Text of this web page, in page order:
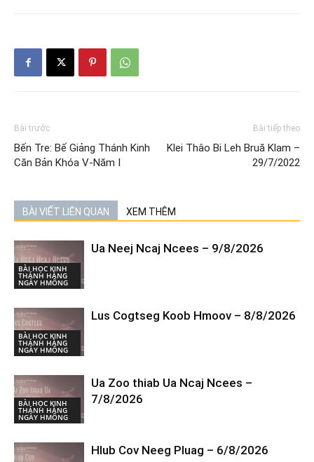
Bài trước
Bến Tre: Bế Giảng Thánh Kinh
Căn Bản Khóa V-Năm I
Bài tiếp theo
Klei Thâo Bi Leh Bruă Klam –
29/7/2022
BÀI VIẾT LIÊN QUAN XEM THÊM
BÀI HỌC KINH
THÁNH HÀNG
NGÀY HMÔNG
Ua Neej Ncaj Ncees – 9/8/2026
BÀI HỌC KINH
THÁNH HÀNG
NGÀY HMÔNG
Lus Cogtseg Koob Hmoov – 8/8/2026
BÀI HỌC KINH
THÁNH HÀNG
NGÀY HMÔNG
Ua Zoo thiab Ua Ncaj Ncees –
7/8/2026
Hlub Cov Neeg Pluag – 6/8/2026